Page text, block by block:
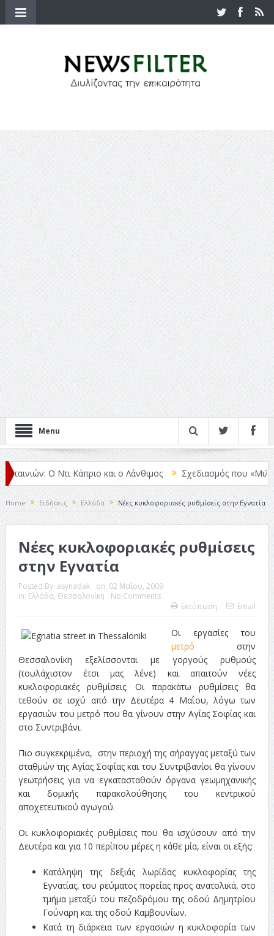
Menu
Ο Ντι Κάπριο και ο Λάνθιμος Σχεδιασμός που «Μιλάει»
Home Ειδήσεις Ελλάδα Νέες κυκλοφοριακές ρυθμίσεις στην Εγνατία
Νέες κυκλοφοριακές ρυθμίσεις
στην Εγνατία
Posted By: asynadak on: 02 Μαΐου, 2009
In: Ελλάδα, Θεσσαλονίκη
No Comments
Εκτύπωση
Email
Οι εργασίες του
μετρό στην
Θεσσαλονίκη εξελίσσονται με γοργούς ρυθμούς
(τουλάχιστον έτσι μας λένε) και απαιτούν νέες
κυκλοφοριακές ρυθμίσεις. Οι παρακάτω ρυθμίσεις θα
τεθούν σε ισχύ από την Δευτέρα 4 Μαΐου, λόγω των
εργασιών του μετρό που θα γίνουν στην Αγίας Σοφίας και
στο Συντριβάνι.
Πιο συγκεκριμένα, στην περιοχή της σήραγγας μεταξύ των
σταθμών της Αγίας Σοφίας και του Συντριβανίοι θα γίνουν
γεωτρήσεις για να εγκατασταθούν όργανα γεωμηχανικής
και δομικής παρακολούθησης του κεντρικού
αποχετευτικού αγωγού.
Οι κυκλοφοριακές ρυθμίσεις που θα ισχύσουν από την
Δευτέρα και για 10 περίπου μέρες η κάθε μία, είναι οι εξής:
Κατάληψη της δεξιάς λωρίδας κυκλοφορίας της
Εγνατίας, του ρεύματος πορείας προς ανατολικά, στο
τμήμα μεταξύ του πεζοδρόμου της οδού Δημητρίου
Γούναρη και της οδού Καμβουνίων.
Κατά τη διάρκεια των εργασιών η κυκλοφορία των